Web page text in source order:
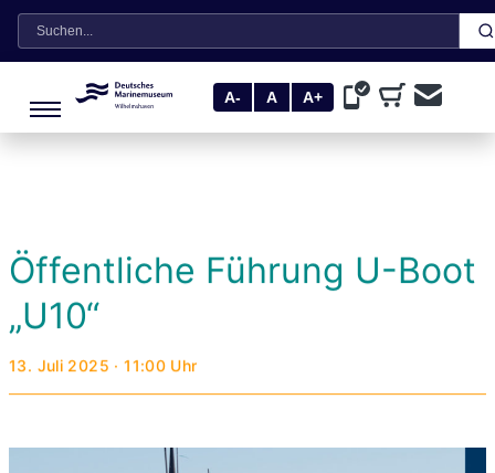
Suche
A- A A+
Öffentliche Führung U-Boot
„U10“
13. Juli 2025 · 11:00 Uhr